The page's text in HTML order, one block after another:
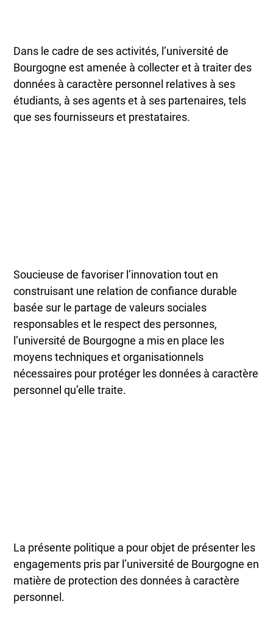
Dans le cadre de ses activités, l’université de
Bourgogne est amenée à collecter et à traiter des
données à caractère personnel relatives à ses
étudiants, à ses agents et à ses partenaires, tels
que ses fournisseurs et prestataires.
Soucieuse de favoriser l’innovation tout en
construisant une relation de confiance durable
basée sur le partage de valeurs sociales
responsables et le respect des personnes,
l’université de Bourgogne a mis en place les
moyens techniques et organisationnels
nécessaires pour protéger les données à caractère
personnel qu’elle traite.
La présente politique a pour objet de présenter les
engagements pris par l’université de Bourgogne en
matière de protection des données à caractère
personnel.